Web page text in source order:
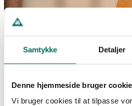
Samtykke Detaljer
Denne hjemmeside bruger
Vi bruger cookies til at tilpasse